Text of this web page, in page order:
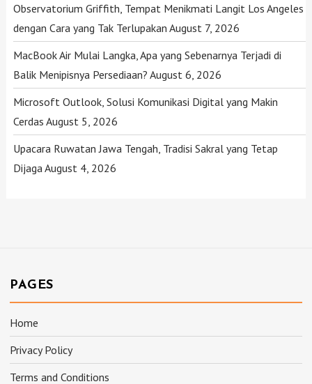
Observatorium Griffith, Tempat Menikmati Langit Los Angeles
dengan Cara yang Tak Terlupakan August 7, 2026
MacBook Air Mulai Langka, Apa yang Sebenarnya Terjadi di
Balik Menipisnya Persediaan? August 6, 2026
Microsoft Outlook, Solusi Komunikasi Digital yang Makin
Cerdas August 5, 2026
Upacara Ruwatan Jawa Tengah, Tradisi Sakral yang Tetap
Dijaga August 4, 2026
PAGES
Home
Privacy Policy
Terms and Conditions